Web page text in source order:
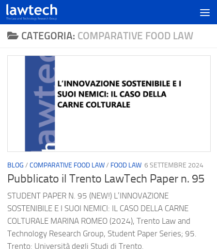
CATEGORIA: COMPARATIVE FOOD LAW
BLOG / COMPARATIVE FOOD LAW/ FOOD LAW 6 SETTEMBRE 2024
Pubblicato il Trento LawTech Paper n. 95
STUDENT PAPER N. 95 (NEW!) L’INNOVAZIONE
SOSTENIBILE E I SUOI NEMICI: IL CASO DELLA CARNE
COLTURALE MARINA ROMEO (2024), Trento Law and
Technology Research Group, Student Paper Series; 95.
Trento: Università degli Studi di Trento.